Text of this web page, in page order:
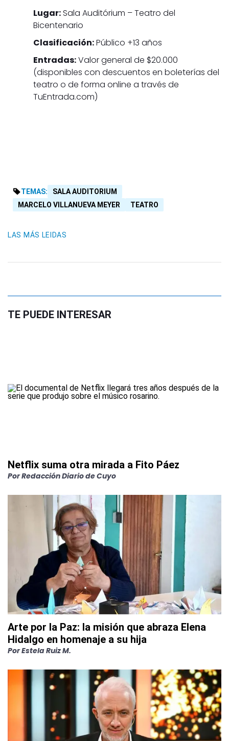
Lugar:Sala Auditórium – Teatro del
Bicentenario
Clasificación:Público +13 años
Entradas:Valor general de $20.000
(disponibles con descuentos en boleterías del
teatro o de forma online a través de
TuEntrada.com)
TEMAS:
SALA AUDITORIUM
MARCELO VILLANUEVA MEYER
TEATRO
LAS MÁS LEIDAS
TE PUEDE INTERESAR
Netflix suma otra mirada a Fito Páez
PorRedacción Diario de Cuyo
Arte por la Paz: la misión que abraza Elena
Hidalgo en homenaje a su hija
PorEstela Ruiz M.